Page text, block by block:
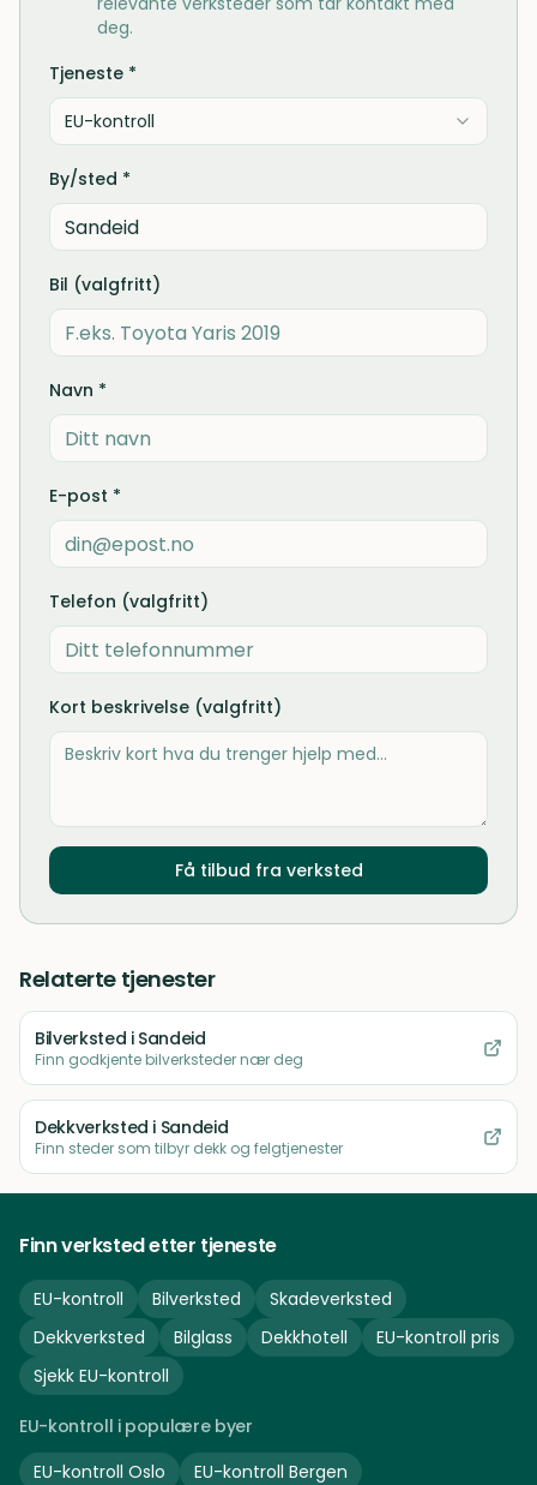
deg.
Tjeneste *
EU-kontroll
By/sted *
Bil (valgfritt)
Navn *
E-post *
Telefon (valgfritt)
Kort beskrivelse (valgfritt)
Få tilbud fra verksted
Relaterte tjenester
Bilverksted i Sandeid
Finn godkjente bilverksteder nær deg
Dekkverksted i Sandeid
Finn steder som tilbyr dekk og felgtjenester
Finn verksted etter tjeneste
EU-kontroll Bilverksted
Skadeverksted
Dekkverksted
Bilglass Dekkhotell
EU-kontroll pris
Sjekk EU-kontroll
EU-kontroll i populære byer
EU-kontroll Oslo EU-kontroll Bergen